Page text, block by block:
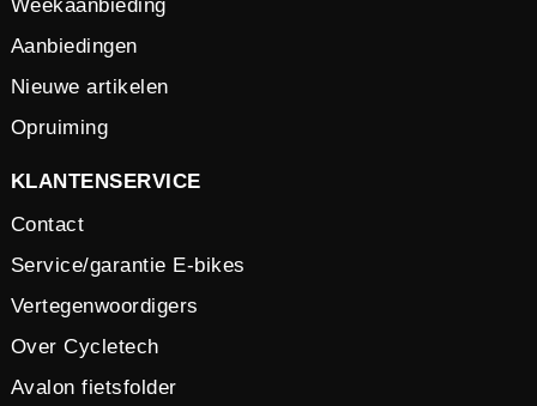
Weekaanbieding
Aanbiedingen
Nieuwe artikelen
Opruiming
KLANTENSERVICE
Contact
Service/garantie E-bikes
Vertegenwoordigers
Over Cycletech
Avalon fietsfolder